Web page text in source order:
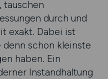
tauschen
durch und
exakt. Dabei ist
schon kleinste
haben. Ein
Instandhaltung